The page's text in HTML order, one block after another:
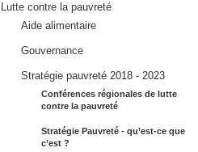
Lutte contre la pauvreté
Aide alimentaire
Gouvernance
Stratégie pauvreté 2018 - 2023
Conférences régionales de lutte
contre la pauvreté
Stratégie Pauvreté - qu’est-ce que
c’est ?